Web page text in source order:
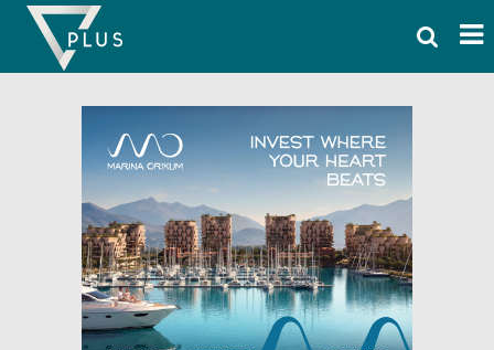
Skip
content